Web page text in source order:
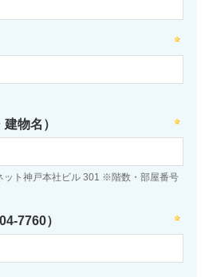
物名）
ット神戸本社ビル 301 ※階数・部屋番号
7760）